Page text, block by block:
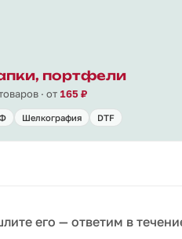
портфели
· от 165 ₽
Шелкография DTF
его — ответим в